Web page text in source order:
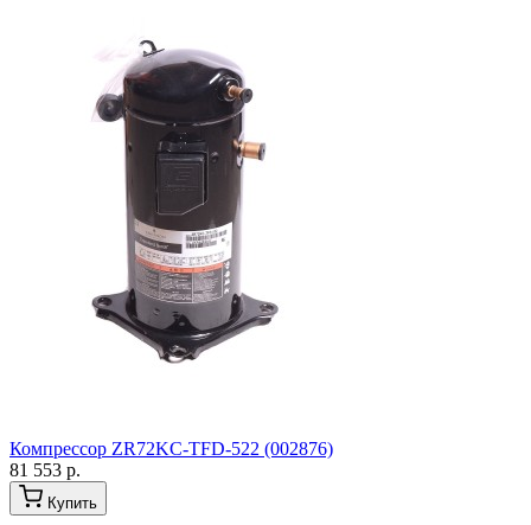
Компрессор ZR72KC-TFD-522 (002876)
81 553 р.
Купить